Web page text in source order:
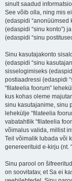
sinult saadud
See võib olla, ning mis
(edaspidi “anonüümsed
(edaspidi “sinu konto”)
(edaspidi “sinu
Sinu kasutajakonto
(edaspidi “sinu
sisselogimiseks
postiaadressi (edaspidi
“filateelia foorum”
kus kohas oleme
sinu kasutajanime, sinu
lehekülje “filateelia
vabatahtlik “filateelia
võimalus valida, millist
Teil võimalik lubada või
genereerituid e-kirju (nt.
Sinu parool on
on soovitatav, et Sa ei